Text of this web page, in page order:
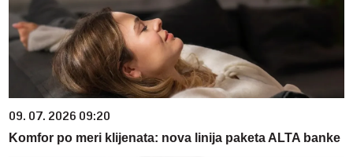
09. 07. 2026 09:20
Komfor po meri klijenata: nova linija paketa ALTA banke